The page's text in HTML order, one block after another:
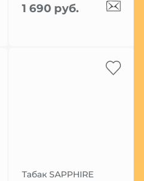
1 690 руб.
Табак SAPPHIRE